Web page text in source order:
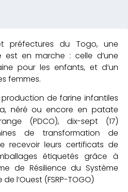
préfectures du Togo, une
est en marche : celle d’une
pour les enfants, et d’un
femmes.
de farine infantiles
néré ou encore en patate
(PDCO), dix-sept (17)
de transformation de
recevoir leurs certificats de
étiquetés grâce à
de Résilience du Système
l’Ouest (FSRP-TOGO)